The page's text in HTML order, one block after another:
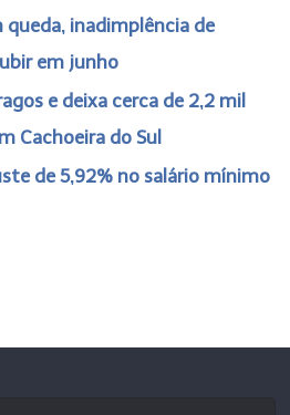
queda, inadimplência de
em junho
e deixa cerca de 2,2 mil
Cachoeira do Sul
de 5,92% no salário mínimo